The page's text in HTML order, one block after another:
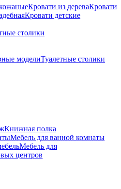
Кровати из дереваКровати
Кровати детские
столики
моделиТуалетные столики
Книжная полка
Мебель для ванной комнаты
Мебель для
центров